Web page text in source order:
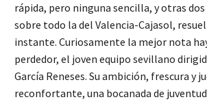
rápida, pero ninguna sencilla, y otras
sobre todo la del Valencia-Cajasol,
instante. Curiosamente la mejor nota
perdedor, el joven equipo sevillano
García Reneses. Su ambición, frescura y
reconfortante, una bocanada de